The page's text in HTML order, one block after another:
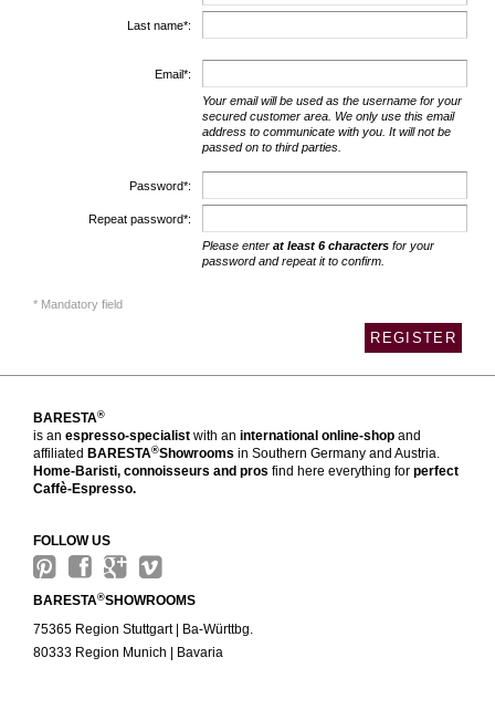
Last name*:
Email*:
Your email will be used as the username for your
secured customer area. We only use this email
address to communicate with you. It will not be
passed on to third parties.
Password*:
Repeat password*:
Please enter at least 6 characters for your
password and repeat it to confirm.
* Mandatory field
BARESTA®
is an espresso-specialist with an international online-shop and
affiliated BARESTA®Showrooms in Southern Germany and Austria.
Home-Baristi, connoisseurs and pros find here everything for perfect
Caffè-Espresso.
FOLLOW US
BARESTA®SHOWROOMS
75365 Region Stuttgart | Ba-Württbg.
80333 Region Munich | Bavaria